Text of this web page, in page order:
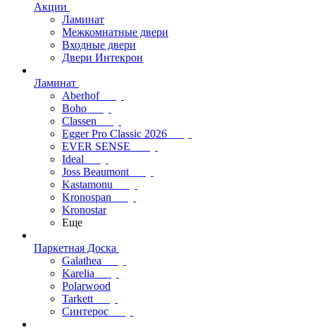
Акции
Ламинат
Межкомнатные двери
Входные двери
Двери Интекрон
Ламинат
Aberhof
Boho
Classen
Egger Pro Classic 2026
EVER SENSE
Ideal
Joss Beaumont
Kastamonu
Kronospan
Kronostar
Еще
Паркетная Доска
Galathea
Karelia
Polarwood
Tarkett
Синтерос